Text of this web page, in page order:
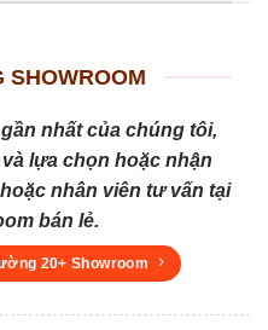
SHOWROOM
nhất của chúng tôi,
lựa chọn hoặc nhận
nhân viên tư vấn tại
bán lẻ.
20+ Showroom